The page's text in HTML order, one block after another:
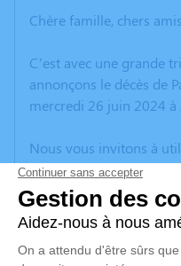
Chère famille, chers
C’est avec une grande
annonçons le décès de
mercredi 26 juin 2024 à
Nous vous invitons à
vos condoléances,
anecdote ou exprimer
poèmes ou des textes.
d'expression dédié à
ALLAIN.